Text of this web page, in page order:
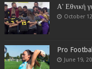
Α' Εθνική
October
Pro
June 19,